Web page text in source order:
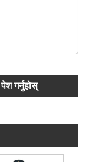
पेश गर्नुहोस्